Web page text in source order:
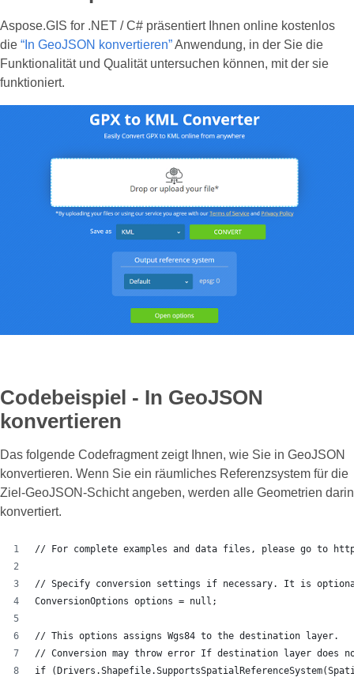
Aspose.GIS for .NET / C# präsentiert Ihnen online kostenlos
die “In GeoJSON konvertieren”Anwendung, in der Sie die
Funktionalität und Qualität untersuchen können, mit der sie
funktioniert.
Codebeispiel - In GeoJSON
konvertieren
Das folgende Codefragment zeigt Ihnen, wie Sie in GeoJSON
konvertieren. Wenn Sie ein räumliches Referenzsystem für die
Ziel-GeoJSON-Schicht angeben, werden alle Geometrien darin
konvertiert.
// For complete examples and data files, please go to
// Specify conversion settings if necessary. It is
ConversionOptions options = null;
// This options assigns Wgs84 to the destination layer.
// Conversion may throw error If destination layer does
if